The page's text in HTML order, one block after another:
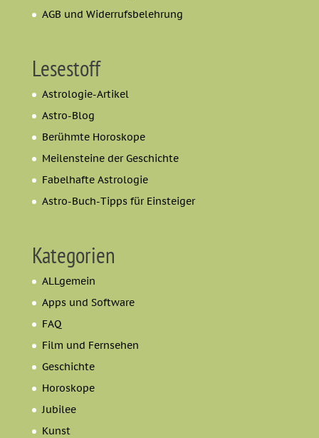
AGB und Widerrufsbelehrung
Lesestoff
Astrologie-Artikel
Astro-Blog
Berühmte Horoskope
Meilensteine der Geschichte
Fabelhafte Astrologie
Astro-Buch-Tipps für Einsteiger
Kategorien
ALLgemein
Apps und Software
FAQ
Film und Fernsehen
Geschichte
Horoskope
Jubilee
Kunst